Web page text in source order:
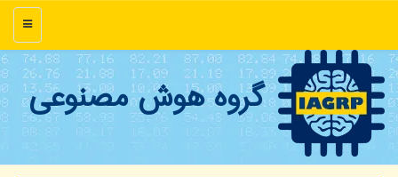
منو
گروه هوش مصنوعی